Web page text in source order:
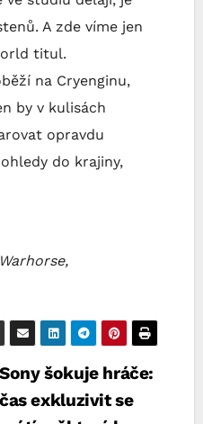
A zde víme jen
titul.
na Cryenginu,
by v kulisách
opravdu
do krajiny,
Sony šokuje hráče:
čas exkluzivit se